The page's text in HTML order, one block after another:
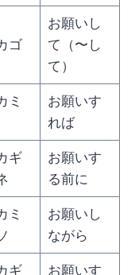
ゴ
お願いし
て（〜し
て）
ミ
お願いす
れば
ギ
お願いす
る前に
ミ
お願いし
ながら
ギ
お願いす